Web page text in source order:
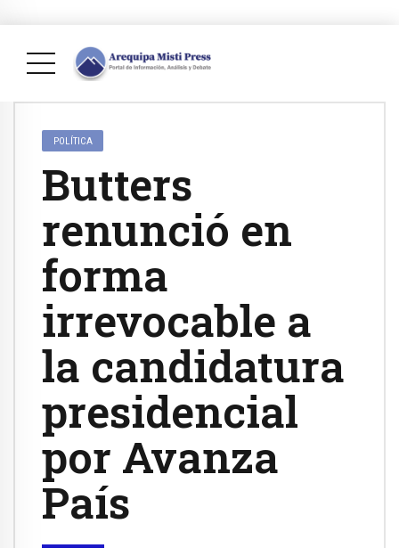
POLÍTICA
Butters
renunció en
forma
irrevocable a
la candidatura
presidencial
por Avanza
País